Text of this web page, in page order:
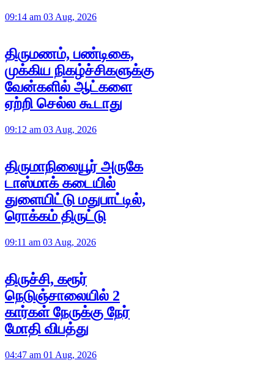
09:14 am 03 Aug, 2026
திருமணம், பண்டிகை,
முக்கிய நிகழ்ச்சிகளுக்கு
வேன்களில் ஆட்களை
ஏற்றி செல்ல கூடாது
09:12 am 03 Aug, 2026
திருமாநிலையூர் அருகே
டாஸ்மாக் கடையில்
துளையிட்டு மதுபாட்டில்,
ரொக்கம் திருட்டு
09:11 am 03 Aug, 2026
திருச்சி, கரூர்
நெடுஞ்சாலையில் 2
கார்கள் நேருக்கு நேர்
மோதி விபத்து
04:47 am 01 Aug, 2026